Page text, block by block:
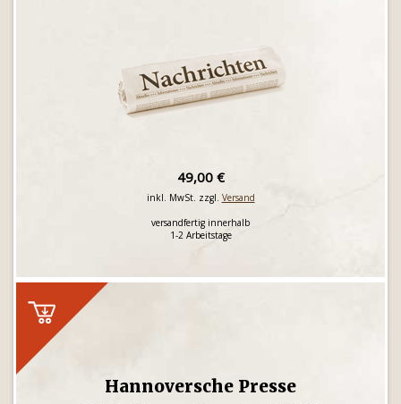
49,00 €
inkl. MwSt. zzgl. Versand
versandfertig innerhalb
1-2 Arbeitstage
Hannoversche Presse